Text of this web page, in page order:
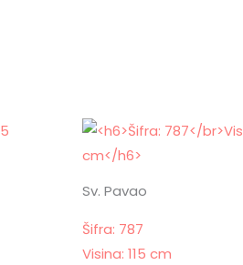
Sv. Pavao
Šifra: 787
Visina: 115 cm